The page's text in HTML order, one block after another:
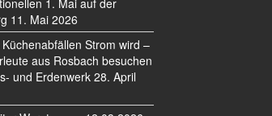
1. Mai auf der
11. Mai 2026
Strom wird –
aus Rosbach besuchen
und Erdenwerk28. April